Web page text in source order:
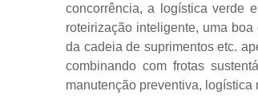
concorrência, a logística verde
roteirização inteligente, uma
da cadeia de suprimentos etc.
combinando com frotas
manutenção preventiva, logística